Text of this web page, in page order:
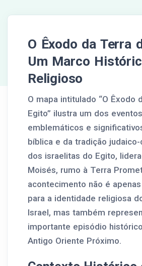
O Êxodo da Terra
Um Marco
Religioso
O mapa intitulado “O Êxodo
Egito” ilustra um dos
emblemáticos e
bíblica e da tradição
dos israelitas do Egito,
Moisés, rumo à Terra
acontecimento não é
para a identidade religiosa
Israel, mas também
importante episódio
Antigo Oriente Próximo.